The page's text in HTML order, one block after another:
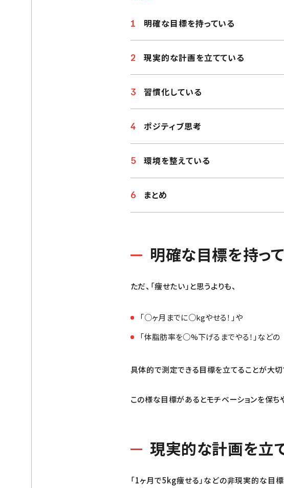
明確な目標を持っている
現実的な計画を立てている
習慣化している
ポジティブ思考
環境を整えている
まとめ
明確な目標を持っ
ただ、「痩せたい」と思うよりも、
「○ヶ月までに○kgやせる！」や
「体脂肪率を○%下げるまでやる！」などの
具体的で測定できる目標を立てることが大切
この様な目標があるとモチベーションを保ち
現実的な計画を立
「1ヶ月で5kg痩せる」などの非現実的な目